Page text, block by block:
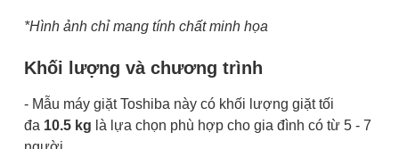
*Hình ảnh chỉ mang tính chất minh họa
Khối lượng và chương trình
- Mẫu máy giặt Toshiba này có khối lượng giặt tối
đa 10.5 kg là lựa chọn phù hợp cho gia đình có từ 5 - 7